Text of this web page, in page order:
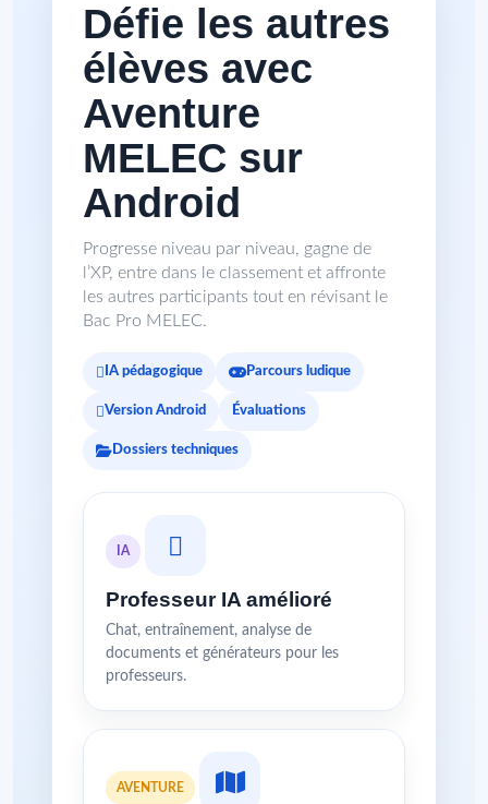
Défie les autres
élèves avec
Aventure
MELEC sur
Android
Progresse niveau par niveau, gagne de
l’XP, entre dans le classement et affronte
les autres participants tout en révisant le
Bac Pro MELEC.
IA pédagogique Parcours ludique
Version Android Évaluations
Dossiers techniques
IA
Professeur IA amélioré
Chat, entraînement, analyse de
documents et générateurs pour les
professeurs.
AVENTURE